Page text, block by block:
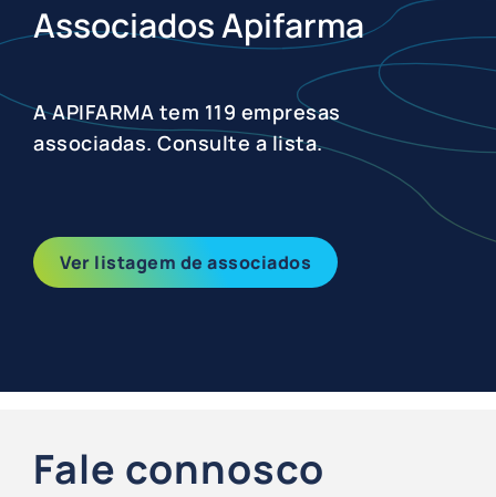
Associados Apifarma
A APIFARMA tem 119 empresas
associadas. Consulte a lista.
Ver listagem de associados
Fale connosco